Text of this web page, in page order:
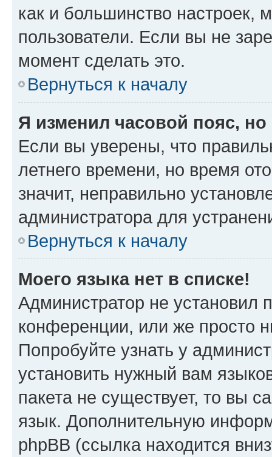
как и большинство настроек,
пользователи. Если вы не
момент сделать это.
Вернуться к началу
Я изменил часовой пояс,
Если вы уверены, что
летнего времени, но время
значит, неправильно
администратора для
Вернуться к началу
Моего языка нет в списке!
Администратор не установил
конференции, или же просто
Попробуйте узнать у
установить нужный вам
пакета не существует, то вы
язык. Дополнительную
phpBB (ссылка находится